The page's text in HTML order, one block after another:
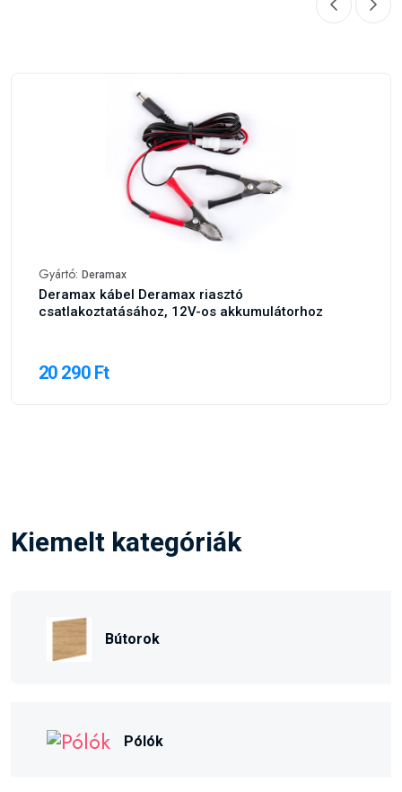
Gyártó: Deramax
Deramax kábel Deramax riasztó
csatlakoztatásához, 12V-os akkumulátorhoz
20 290 Ft
Kiemelt kategóriák
Bútorok
Pólók